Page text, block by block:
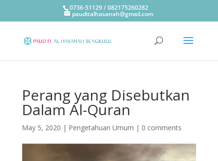
0736-51129 / 082175260282
pauditalhasanah@gmail.com
Perang yang Disebutkan
Dalam Al-Quran
May 5, 2020 | Pengetahuan Umum | 0 comments